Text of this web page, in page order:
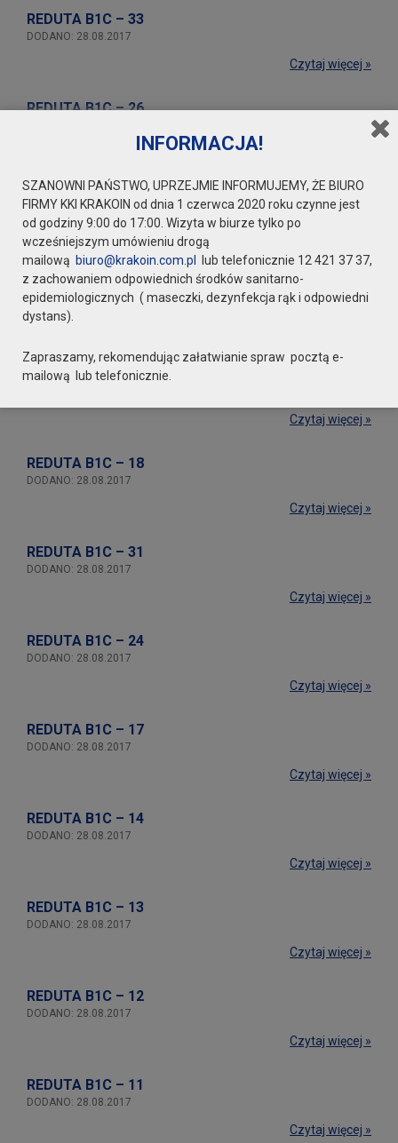
REDUTA B1C – 33
DODANO: 28.08.2017
Czytaj więcej »
REDUTA B1C – 26
REDUTA B1C – 19
REDUTA B1C – 32
DODANO: 28.08.2017
REDUTA B1C – 25
Czytaj więcej »
REDUTA B1C – 18
DODANO: 28.08.2017
Czytaj więcej »
REDUTA B1C – 31
DODANO: 28.08.2017
Czytaj więcej »
REDUTA B1C – 24
DODANO: 28.08.2017
Czytaj więcej »
REDUTA B1C – 17
DODANO: 28.08.2017
Czytaj więcej »
REDUTA B1C – 14
DODANO: 28.08.2017
Czytaj więcej »
REDUTA B1C – 13
DODANO: 28.08.2017
Czytaj więcej »
REDUTA B1C – 12
DODANO: 28.08.2017
Czytaj więcej »
REDUTA B1C – 11
DODANO: 28.08.2017
Czytaj więcej »
INFORMACJA!
SZANOWNI PAŃSTWO, UPRZEJMIE INFORMUJEMY, ŻE BIURO
FIRMY KKI KRAKOIN od dnia 1 czerwca 2020 roku czynne jest
od godziny 9:00 do 17:00. Wizyta w biurze tylko po
wcześniejszym umówieniu drogą
mailową biuro@krakoin.com.pl
lub telefonicznie 12 421 37 37,
z zachowaniem odpowiednich środków sanitarno-
epidemiologicznych ( maseczki, dezynfekcja rąk i odpowiedni
dystans).
Zapraszamy, rekomendując załatwianie spraw pocztą e-
mailową lub telefonicznie.